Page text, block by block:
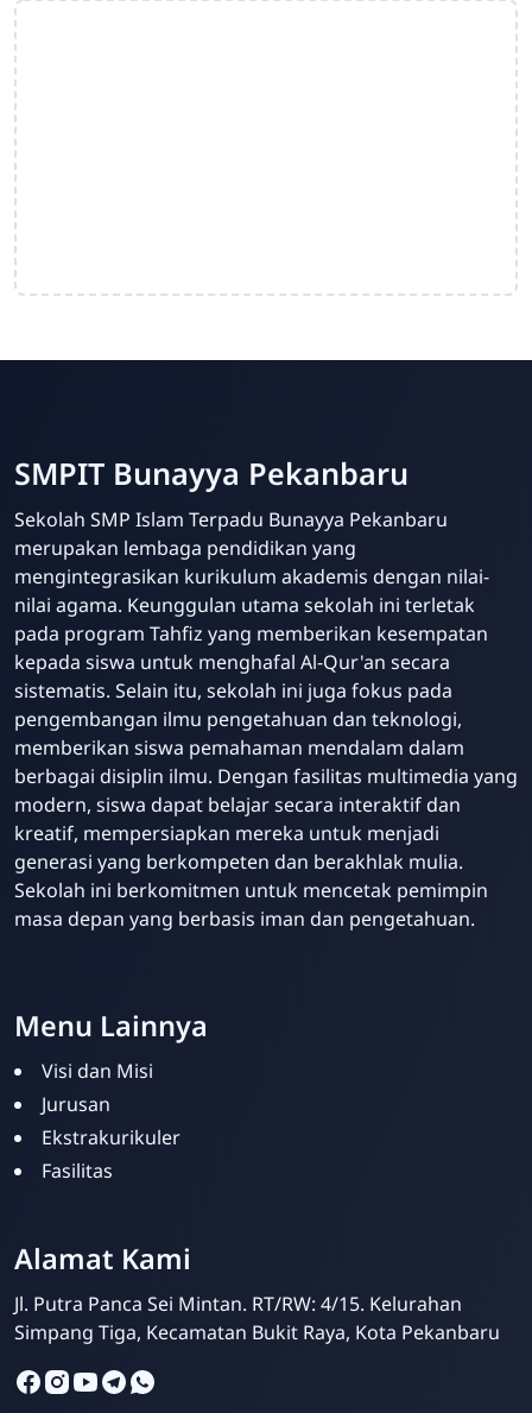
SMPIT Bunayya Pekanbaru
Sekolah SMP Islam Terpadu Bunayya Pekanbaru
merupakan lembaga pendidikan yang
mengintegrasikan kurikulum akademis dengan nilai-
nilai agama. Keunggulan utama sekolah ini terletak
pada program Tahfiz yang memberikan kesempatan
kepada siswa untuk menghafal Al-Qur'an secara
sistematis. Selain itu, sekolah ini juga fokus pada
pengembangan ilmu pengetahuan dan teknologi,
memberikan siswa pemahaman mendalam dalam
berbagai disiplin ilmu. Dengan fasilitas multimedia yang
modern, siswa dapat belajar secara interaktif dan
kreatif, mempersiapkan mereka untuk menjadi
generasi yang berkompeten dan berakhlak mulia.
Sekolah ini berkomitmen untuk mencetak pemimpin
masa depan yang berbasis iman dan pengetahuan.
Menu Lainnya
Visi dan Misi
Jurusan
Ekstrakurikuler
Fasilitas
Alamat Kami
Jl. Putra Panca Sei Mintan. RT/RW: 4/15. Kelurahan
Simpang Tiga, Kecamatan Bukit Raya, Kota Pekanbaru